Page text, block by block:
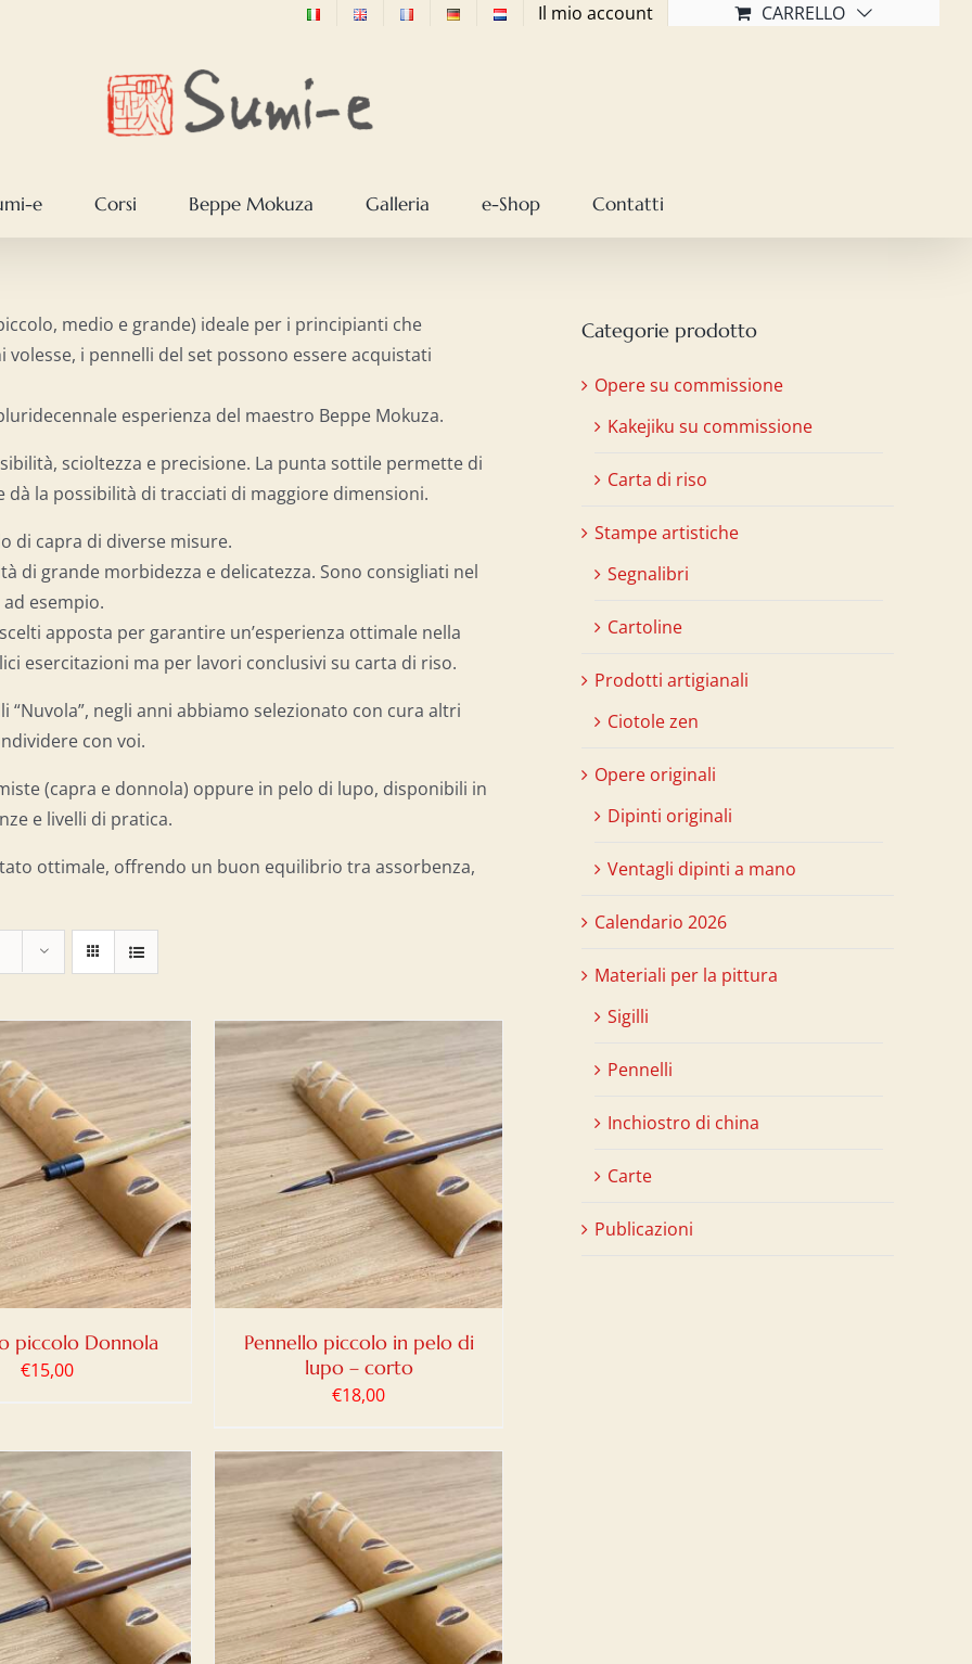
Il mio account CARRELLO
e Corsi Beppe Mokuza Galleria e-Shop Contatti
medio e grande) ideale per i principianti che
i pennelli del set possono essere acquistati
esperienza del maestro Beppe Mokuza.
scioltezza e precisione. La punta sottile permette di
la possibilità di tracciati di maggiore dimensioni.
di capra di diverse misure.
di grande morbidezza e delicatezza. Sono consigliati nel
esempio.
apposta per garantire un’esperienza ottimale nella
esercitazioni ma per lavori conclusivi su carta di riso.
negli anni abbiamo selezionato con cura altri
con voi.
(capra e donnola) oppure in pelo di lupo, disponibili in
e livelli di pratica.
ottimale, offrendo un buon equilibrio tra assorbenza,
piccolo Donnola
€15,00
AL CARRELLO /
DETTAGLI
Pennello piccolo in pelo di
lupo – corto
€18,00
AL CARRELLO /
DETTAGLI
Categorie prodotto
Opere su commissione
Kakejiku su commissione
Carta di riso
Stampe artistiche
Segnalibri
Cartoline
Prodotti artigianali
Ciotole zen
Opere originali
Dipinti originali
Ventagli dipinti a mano
Calendario 2026
Materiali per la pittura
Sigilli
Pennelli
Inchiostro di china
Carte
Publicazioni